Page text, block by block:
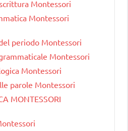
Montessori
Montessori
periodo Montessori
Montessori
Montessori
parole Montessori
MONTESSORI